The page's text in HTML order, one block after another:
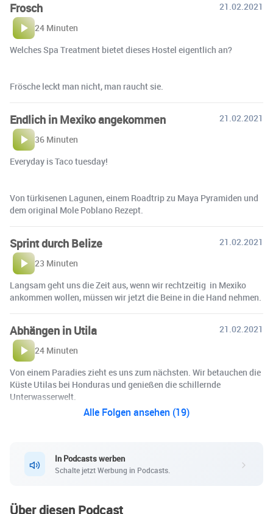
Frosch
21.02.2021
24 Minuten
Welches Spa Treatment bietet dieses Hostel eigentlich an?
Frösche leckt man nicht, man raucht sie.
Endlich in Mexiko angekommen
21.02.2021
36 Minuten
Everyday is Taco tuesday!
Von türkisenen Lagunen, einem Roadtrip zu Maya Pyramiden und
dem original Mole Poblano Rezept.
Sprint durch Belize
21.02.2021
23 Minuten
Langsam geht uns die Zeit aus, wenn wir rechtzeitig in Mexiko
ankommen wollen, müssen wir jetzt die Beine in die Hand nehmen.
Abhängen in Utila
21.02.2021
24 Minuten
Von einem Paradies zieht es uns zum nächsten. Wir betauchen die
Küste Utilas bei Honduras und genießen die schillernde
Unterwasserwelt.
Alle Folgen ansehen (19)
In Podcasts werben
Schalte jetzt Werbung in Podcasts.
Über diesen Podcast